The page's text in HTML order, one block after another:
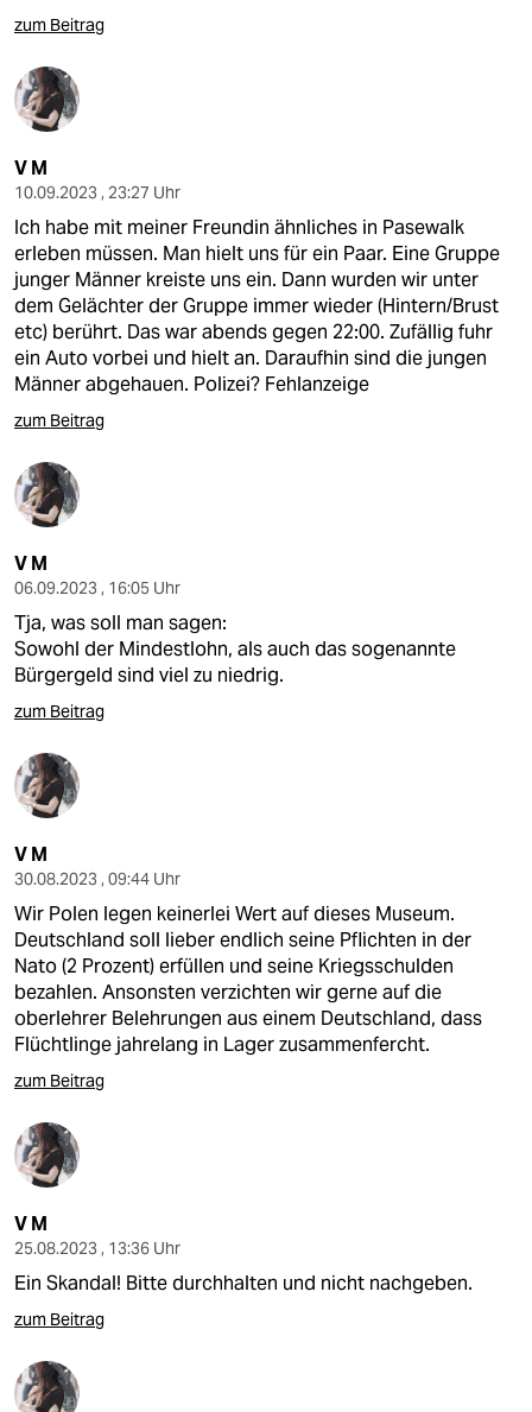
zum Beitrag
V M
10.09.2023 , 23:27 Uhr
Ich habe mit meiner Freundin ähnliches in Pasewalk
erleben müssen. Man hielt uns für ein Paar. Eine Gruppe
junger Männer kreiste uns ein. Dann wurden wir unter
dem Gelächter der Gruppe immer wieder (Hintern/Brust
etc) berührt. Das war abends gegen 22:00. Zufällig fuhr
ein Auto vorbei und hielt an. Daraufhin sind die jungen
Männer abgehauen. Polizei? Fehlanzeige
zum Beitrag
V M
06.09.2023 , 16:05 Uhr
Tja, was soll man sagen:
Sowohl der Mindestlohn, als auch das sogenannte
Bürgergeld sind viel zu niedrig.
zum Beitrag
V M
30.08.2023 , 09:44 Uhr
Wir Polen legen keinerlei Wert auf dieses Museum.
Deutschland soll lieber endlich seine Pflichten in der
Nato (2 Prozent) erfüllen und seine Kriegsschulden
bezahlen. Ansonsten verzichten wir gerne auf die
oberlehrer Belehrungen aus einem Deutschland, dass
Flüchtlinge jahrelang in Lager zusammenfercht.
zum Beitrag
V M
25.08.2023 , 13:36 Uhr
Ein Skandal! Bitte durchhalten und nicht nachgeben.
zum Beitrag